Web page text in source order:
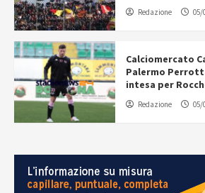
Redazione 05/
Calciomercato
Palermo
intesa per
Redazione 05/